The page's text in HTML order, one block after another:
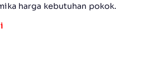
harga kebutuhan pokok.